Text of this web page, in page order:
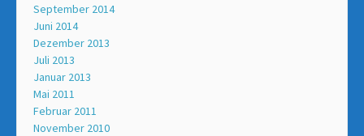
September 2014
Juni 2014
Dezember 2013
Juli 2013
Januar 2013
Mai 2011
Februar 2011
November 2010